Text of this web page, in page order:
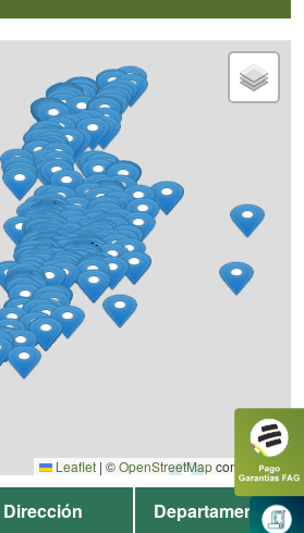
Leaflet | ©OpenStreetMapcontributors
Dirección Departamento